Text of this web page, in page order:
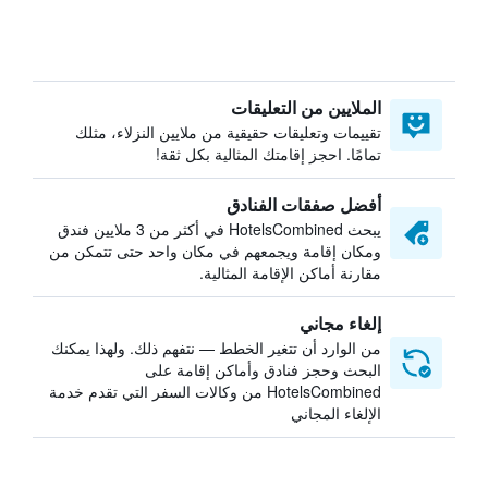
الملايين من التعليقات
تقييمات وتعليقات حقيقية من ملايين النزلاء، مثلك
تمامًا. احجز إقامتك المثالية بكل ثقة!
أفضل صفقات الفنادق
يبحث HotelsCombined في أكثر من 3 ملايين فندق
ومكان إقامة ويجمعهم في مكان واحد حتى تتمكن من
مقارنة أماكن الإقامة المثالية.
إلغاء مجاني
من الوارد أن تتغير الخطط — نتفهم ذلك. ولهذا يمكنك
البحث وحجز فنادق وأماكن إقامة على
HotelsCombined من وكالات السفر التي تقدم خدمة
الإلغاء المجاني